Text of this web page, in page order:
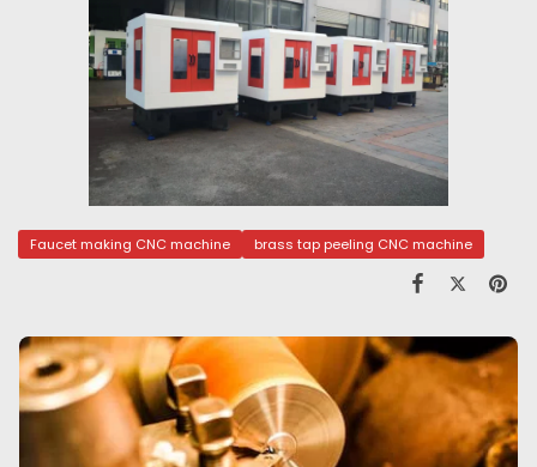
Faucet making CNC machine brass tap peeling CNC machine